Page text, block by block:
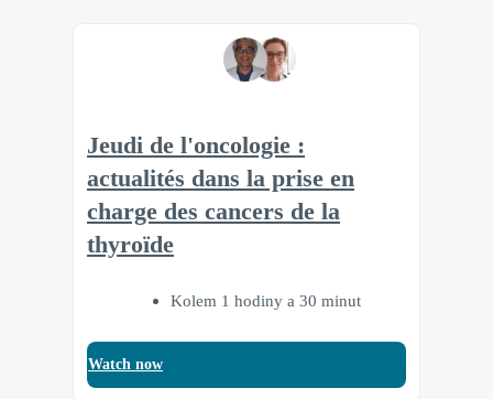
Jeudi de l'oncologie :
actualités dans la prise en
charge des cancers de la
thyroïde
Kolem 1 hodiny a 30 minut
Watch now